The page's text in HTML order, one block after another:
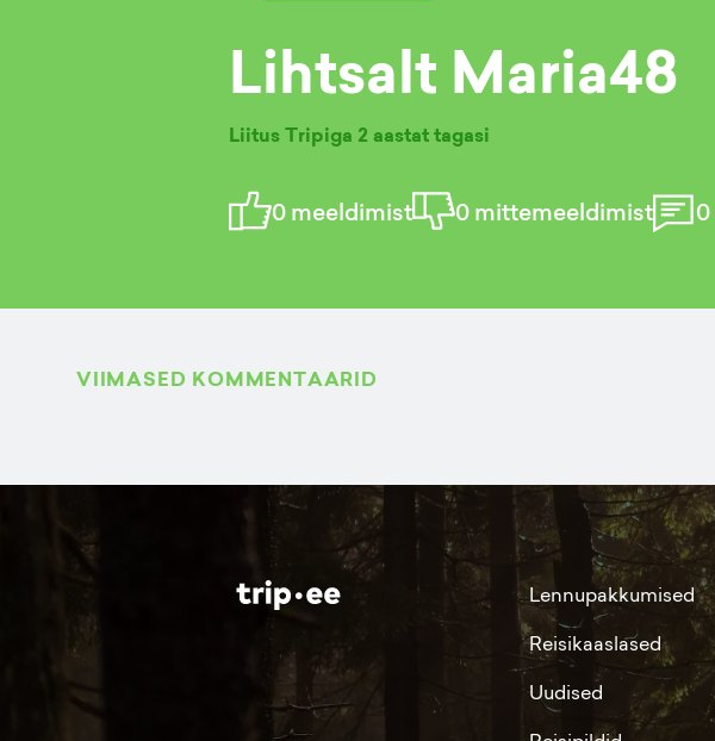
Lihtsalt Maria48
Liitus Tripiga 2 aastat tagasi
0meeldimist 0mittemeeldimist 0
VIIMASED KOMMENTAARID
Lennupakkumised
Reisikaaslased
Uudised